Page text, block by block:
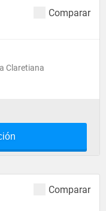
Comparar
Claretiana
Comparar